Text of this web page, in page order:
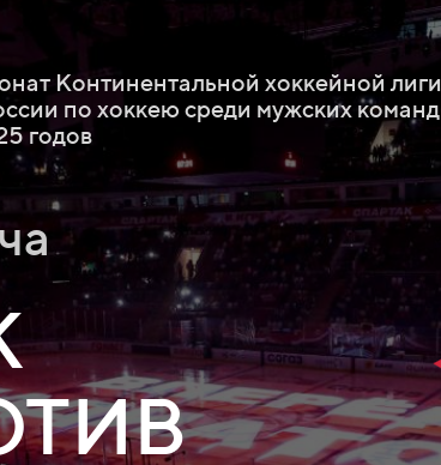
Континентальной хоккейной лиги
по хоккею среди мужских команд
годов